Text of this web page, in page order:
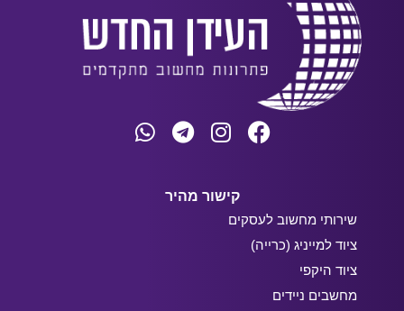
קישור מהיר
שירותי מחשוב לעסקים
ציוד למייניג (כרייה)
ציוד היקפי
מחשבים ניידים